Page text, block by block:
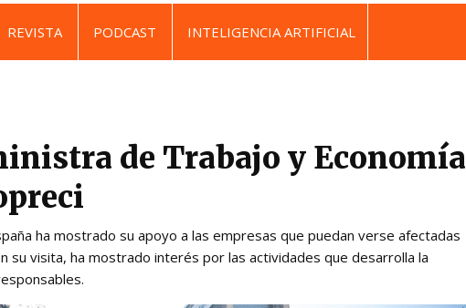
REVISTA PODCAST INTELIGENCIA ARTIFICIAL
de Trabajo y Economía
ha mostrado su apoyo a las empresas que puedan verse afectadas
su visita, ha mostrado interés por las actividades que desarrolla la